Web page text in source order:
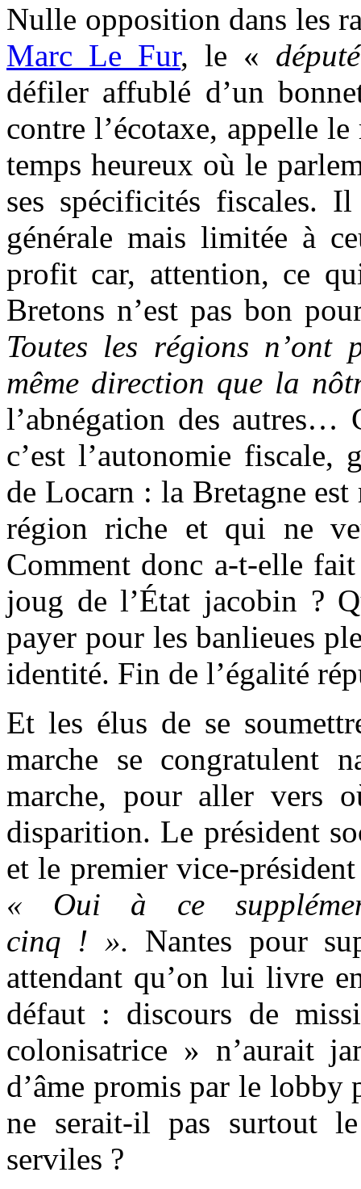
Nulle opposition dans les
Marc Le Fur, le «
défiler affublé d’un
contre l’écotaxe, appelle
temps heureux où le
ses spécificités fiscales.
générale mais limitée à
profit car, attention, ce
Bretons n’est pas bon
Toutes les régions
même direction que la
l’abnégation des autres…
c’est l’autonomie fiscale,
de Locarn : la Bretagne
région riche et qui ne
Comment donc a-t-elle
joug de l’État jacobin ?
payer pour les banlieues
identité. Fin de l’égalité
Et les élus de se
marche se congratulent
marche, pour aller vers
disparition. Le président
et le premier vice-
« Oui à ce
cinq ! ». Nantes pour
attendant qu’on lui livre
défaut : discours de
colonisatrice » n’aurait
d’âme promis par le
ne serait-il pas surtout
serviles ?